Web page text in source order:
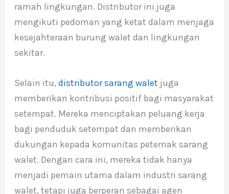
ramah lingkungan. Distributor ini juga
mengikuti pedoman yang ketat dalam menjaga
kesejahteraan burung walet dan lingkungan
sekitar.
Selain itu, distributor sarang walet juga
memberikan kontribusi positif bagi masyarakat
setempat. Mereka menciptakan peluang kerja
bagi penduduk setempat dan memberikan
dukungan kepada komunitas peternak sarang
walet. Dengan cara ini, mereka tidak hanya
menjadi pemain utama dalam industri sarang
walet, tetapi juga berperan sebagai agen